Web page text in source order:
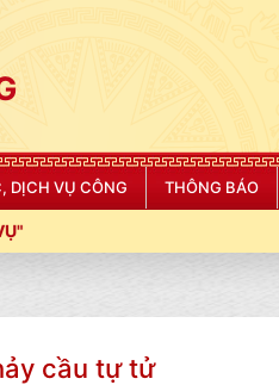
DỊCH VỤ CÔNG THÔNG BÁO
cầu tự tử